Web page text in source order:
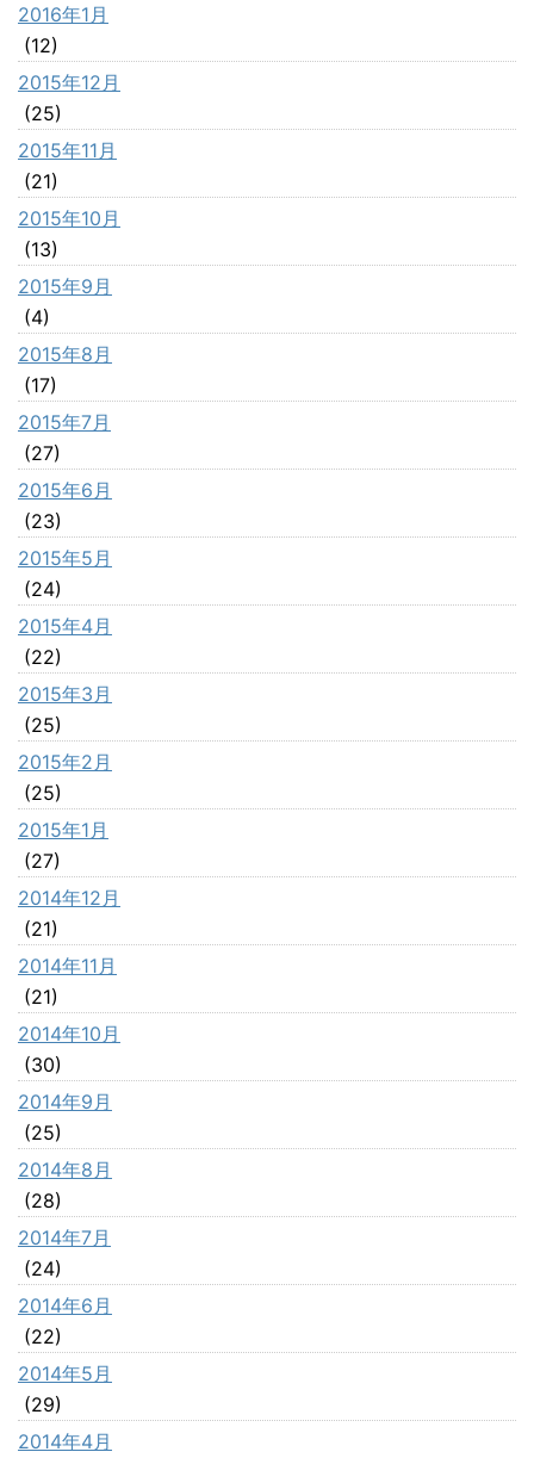
2016年1月
(12)
2015年12月
(25)
2015年11月
(21)
2015年10月
(13)
2015年9月
(4)
2015年8月
(17)
2015年7月
(27)
2015年6月
(23)
2015年5月
(24)
2015年4月
(22)
2015年3月
(25)
2015年2月
(25)
2015年1月
(27)
2014年12月
(21)
2014年11月
(21)
2014年10月
(30)
2014年9月
(25)
2014年8月
(28)
2014年7月
(24)
2014年6月
(22)
2014年5月
(29)
2014年4月